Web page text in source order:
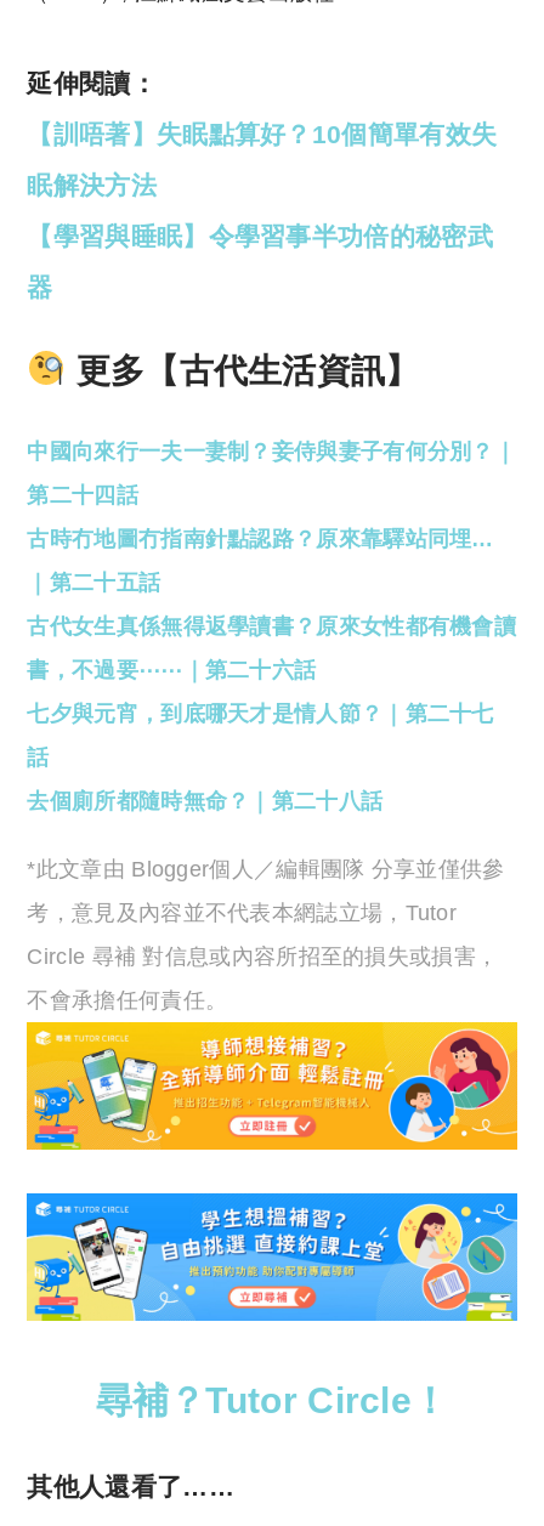
延伸閱讀：
【訓唔著】失眠點算好？10個簡單有效失
眠解決方法
【學習與睡眠】令學習事半功倍的秘密武
器
更多【古代生活資訊】
中國向來行一夫一妻制？妾侍與妻子有何分別？｜
第二十四話
古時冇地圖冇指南針點認路？原來靠驛站同埋…
｜第二十五話
古代女生真係無得返學讀書？原來女性都有機會讀
書，不過要⋯⋯｜第二十六話
七夕與元宵，到底哪天才是情人節？｜第二十七
話
去個廁所都隨時無命？｜第二十八話
*此文章由 Blogger個人／編輯團隊 分享並僅供參
考，意見及內容並不代表本網誌立場，Tutor
Circle 尋補 對信息或內容所招至的損失或損害，
不會承擔任何責任。
尋補？Tutor Circle！
其他人還看了……